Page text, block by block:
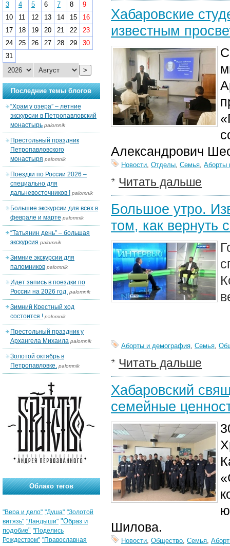
Хабаровские
известным
Александрович
Новости, Отделы, Семья, Аборты
Читать дальше
Большое утро.
том, как вернуть
Аборты и демография, Семья,
Читать дальше
Хабаровский
семейные
Шилова.
Новости, Общество, Семья,
3
4 5 6 7 8
9
10
11 12 13 14 15
16
17
18 19 20 21 22
23
24
25 26 27 28 29
30
31
>
Последние темы блогов
“Храм у озера” – летние
экскурсии в Петропавловский
монастырь palomnik
Престольный праздник
Петропавловского
монастыря palomnik
Поездки по России 2026 –
специально для
дальневосточников ! palomnik
Большие экскурсии для всех в
феврале и марте palomnik
“Татьянин день” – большая
экскурсия palomnik
Зимние экскурсии для
паломников palomnik
Идет запись в поездки по
России на 2026 год. palomnik
Зимний Крестный ход
состоится ! palomnik
Престольный праздник у
Архангела Михаила palomnik
Золотой октябрь в
Петропавловке. palomnik
Облако тегов
"Вера и дело" "Душа" "Золотой
витязь" "Ландыши" "Образ и
подобие" "Поделись
Рождеством" "Православная